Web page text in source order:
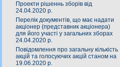
Проекти рішеннь зборів від
24.04.2020 р.
Перелік документів, що має надати
акціонер (представник акціонера)
для його участі у загальних зборах
24.04.2020 р.
Повідомлення про загальну кількість
акцій та голосуючих акцій станом на
19.06.2020 р.